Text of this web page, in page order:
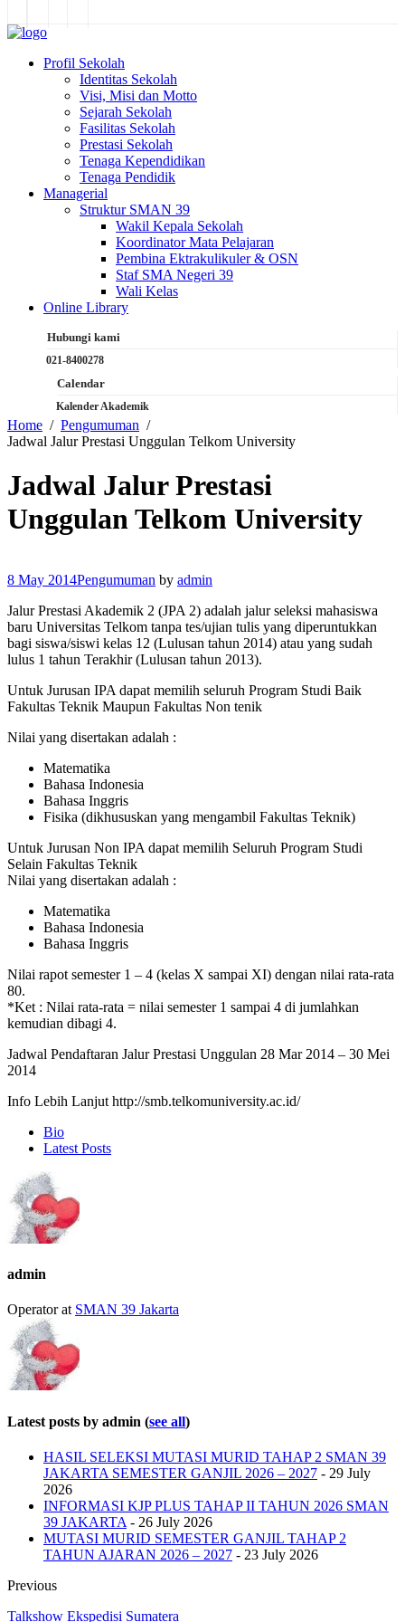
Profil Sekolah
Identitas Sekolah
Visi, Misi dan Motto
Sejarah Sekolah
Fasilitas Sekolah
Prestasi Sekolah
Tenaga Kependidikan
Tenaga Pendidik
Managerial
Struktur SMAN 39
Wakil Kepala Sekolah
Koordinator Mata Pelajaran
Pembina Ektrakulikuler & OSN
Staf SMA Negeri 39
Wali Kelas
Online Library
Hubungi kami
021-8400278
Calendar
Kalender Akademik
Home
Pengumuman
Jadwal Jalur Prestasi Unggulan Telkom University
Jadwal Jalur Prestasi
Unggulan Telkom University
8 May 2014Pengumuman by admin
Jalur Prestasi Akademik 2 (JPA 2) adalah jalur seleksi mahasiswa
baru Universitas Telkom tanpa tes/ujian tulis yang diperuntukkan
bagi siswa/siswi kelas 12 (Lulusan tahun 2014) atau yang sudah
lulus 1 tahun Terakhir (Lulusan tahun 2013).
Untuk Jurusan IPA dapat memilih seluruh Program Studi Baik
Fakultas Teknik Maupun Fakultas Non tenik
Nilai yang disertakan adalah :
Matematika
Bahasa Indonesia
Bahasa Inggris
Fisika (dikhususkan yang mengambil Fakultas Teknik)
Untuk Jurusan Non IPA dapat memilih Seluruh Program Studi
Selain Fakultas Teknik
Nilai yang disertakan adalah :
Matematika
Bahasa Indonesia
Bahasa Inggris
Nilai rapot semester 1 – 4 (kelas X sampai XI) dengan nilai rata-rata
80.
*Ket : Nilai rata-rata = nilai semester 1 sampai 4 di jumlahkan
kemudian dibagi 4.
Jadwal Pendaftaran Jalur Prestasi Unggulan 28 Mar 2014 – 30 Mei
2014
Info Lebih Lanjut http://smb.telkomuniversity.ac.id/
following
tabs
change
content
below.
Bio
Latest Posts
admin
Operatorat SMAN 39 Jakarta
Latest posts by admin (see all)
HASIL SELEKSI MUTASI MURID TAHAP 2 SMAN 39
JAKARTA SEMESTER GANJIL 2026 – 2027 - 29 July
2026
INFORMASI KJP PLUS TAHAP II TAHUN 2026 SMAN
39 JAKARTA - 26 July 2026
MUTASI MURID SEMESTER GANJIL TAHAP 2
TAHUN AJARAN 2026 – 2027 - 23 July 2026
Previous
Talkshow Ekspedisi Sumatera